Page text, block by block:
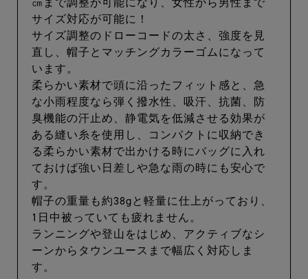
サイズ対応が可能に！
サイズ調整のドローコードの太さ、強度を見
直し、帽子とマッチングカラーゴムになって
います。
柔らかい素材で頭に沿ったフィット感と、急
な小雨程度なら弾く撥水性、吸汗、抗菌、防
臭機能の汗止め、静電気を低減させる効果が
ある縫い糸を使用し、コンパクトに収納でき
る柔らかい素材で出かける時にバッグに入れ
ておけば強い日差しや急な雨の時にも安心で
す。
帽子の重量も約38gと軽量に仕上がっており、
1日中被っていても疲れません。
ランニングや登山をはじめ、アクティブなシ
ーンからタウンユースまで幅広く対応しま
す。